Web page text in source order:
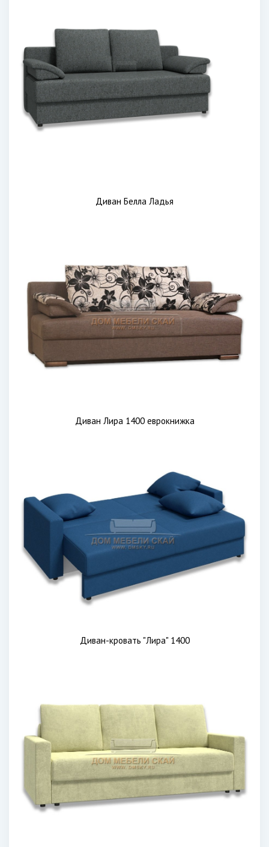
Диван Белла Ладья
Диван Лира 1400 еврокнижка
Диван-кровать "Лира" 1400